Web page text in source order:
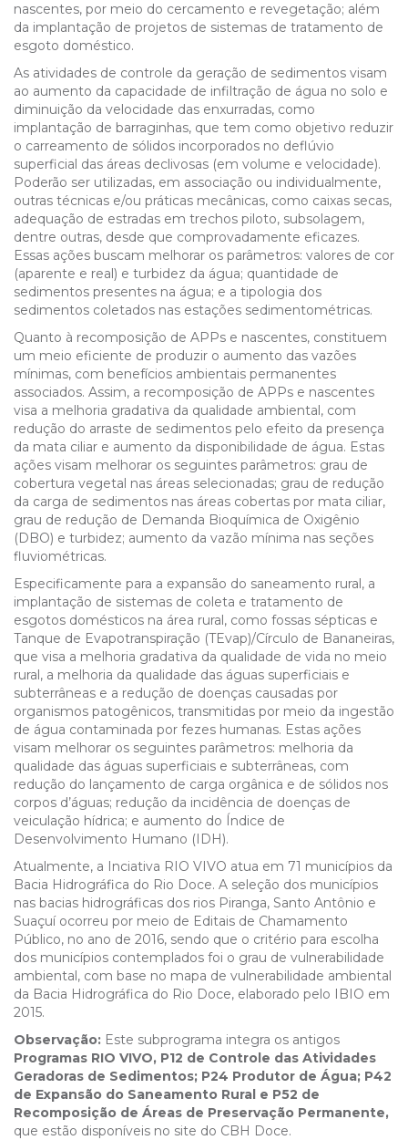
nascentes, por meio do cercamento e revegetação; além
da implantação de projetos de sistemas de tratamento de
esgoto doméstico.
As atividades de controle da geração de sedimentos visam
ao aumento da capacidade de infiltração de água no solo e
diminuição da velocidade das enxurradas, como
implantação de barraginhas, que tem como objetivo reduzir
o carreamento de sólidos incorporados no deflúvio
superficial das áreas declivosas (em volume e velocidade).
Poderão ser utilizadas, em associação ou individualmente,
outras técnicas e/ou práticas mecânicas, como caixas secas,
adequação de estradas em trechos piloto, subsolagem,
dentre outras, desde que comprovadamente eficazes.
Essas ações buscam melhorar os parâmetros: valores de cor
(aparente e real) e turbidez da água; quantidade de
sedimentos presentes na água; e a tipologia dos
sedimentos coletados nas estações sedimentométricas.
Quanto à recomposição de APPs e nascentes, constituem
um meio eficiente de produzir o aumento das vazões
mínimas, com benefícios ambientais permanentes
associados. Assim, a recomposição de APPs e nascentes
visa a melhoria gradativa da qualidade ambiental, com
redução do arraste de sedimentos pelo efeito da presença
da mata ciliar e aumento da disponibilidade de água. Estas
ações visam melhorar os seguintes parâmetros: grau de
cobertura vegetal nas áreas selecionadas; grau de redução
da carga de sedimentos nas áreas cobertas por mata ciliar,
grau de redução de Demanda Bioquímica de Oxigênio
(DBO) e turbidez; aumento da vazão mínima nas seções
fluviométricas.
Especificamente para a expansão do saneamento rural, a
implantação de sistemas de coleta e tratamento de
esgotos domésticos na área rural, como fossas sépticas e
Tanque de Evapotranspiração (TEvap)/Círculo de Bananeiras,
que visa a melhoria gradativa da qualidade de vida no meio
rural, a melhoria da qualidade das águas superficiais e
subterrâneas e a redução de doenças causadas por
organismos patogênicos, transmitidas por meio da ingestão
de água contaminada por fezes humanas. Estas ações
visam melhorar os seguintes parâmetros: melhoria da
qualidade das águas superficiais e subterrâneas, com
redução do lançamento de carga orgânica e de sólidos nos
corpos d’águas; redução da incidência de doenças de
veiculação hídrica; e aumento do Índice de
Desenvolvimento Humano (IDH).
Atualmente, a Inciativa RIO VIVO atua em 71 municípios da
Bacia Hidrográfica do Rio Doce. A seleção dos municípios
nas bacias hidrográficas dos rios Piranga, Santo Antônio e
Suaçuí ocorreu por meio de Editais de Chamamento
Público, no ano de 2016, sendo que o critério para escolha
dos municípios contemplados foi o grau de vulnerabilidade
ambiental, com base no mapa de vulnerabilidade ambiental
da Bacia Hidrográfica do Rio Doce, elaborado pelo IBIO em
2015.
Observação: Este subprograma integra os antigos
Programas RIO VIVO, P12 de Controle das Atividades
Geradoras de Sedimentos; P24 Produtor de Água; P42
de Expansão do Saneamento Rural e P52 de
Recomposição de Áreas de Preservação Permanente,
que estão disponíveis no site do CBH Doce.